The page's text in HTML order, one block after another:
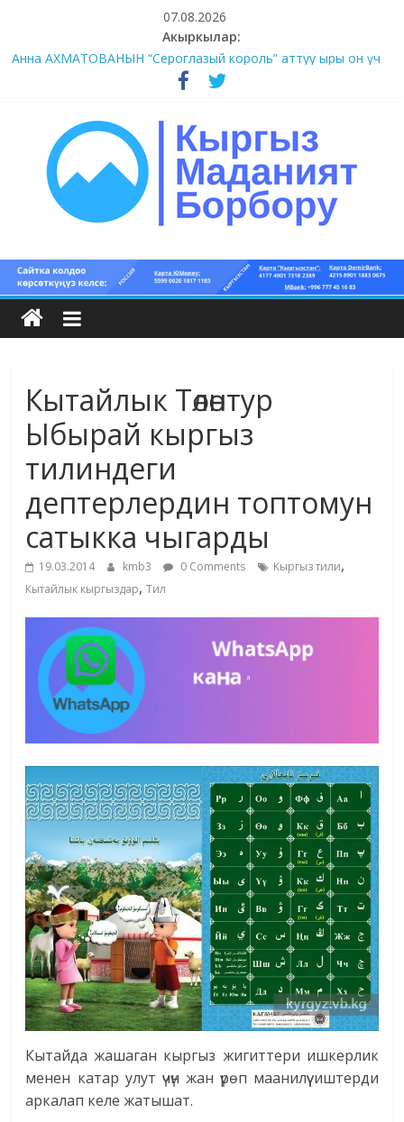
content
07.08.2026
Акыркылар:
#1-4 (55 сөз сынагы)
Анна АХМАТОВАНЫН “Сероглазый король” аттуу ыры он үч
#9-10 (55 сөз сынагы)
#5-8 (55 сөз сынагы)
Кыргыз
маданият
Кыргыз
маданияты
жана
адабияты
Кытайлык Төлөнтур
Ыбырай кыргыз
тилиндеги
дептерлердин топтомун
сатыкка чыгарды
19.03.2014 kmb3 0 Comments Кыргыз тили,
Кытайлык кыргыздар,Тил
Кытайда жашаган кыргыз жигиттери ишкерлик
менен катар улут үчүн жан үрөп маанилүү иштерди
аркалап келе жатышат.